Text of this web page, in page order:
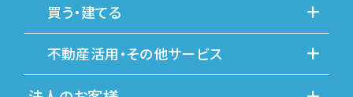
買う・建てる
不動産活用・その他サービス